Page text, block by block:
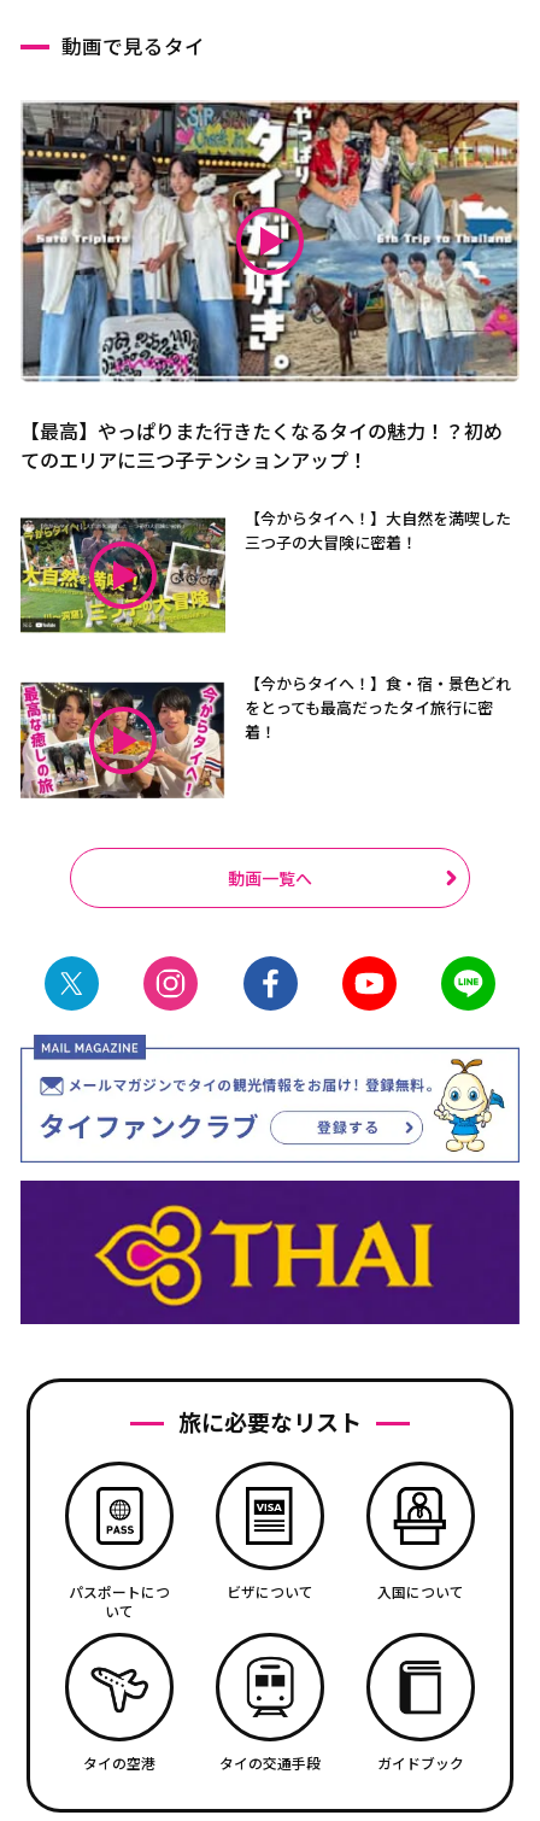
動画で見るタイ
【最高】やっぱりまた行きたくなるタイの魅力！？初め
てのエリアに三つ子テンションアップ！
【今からタイへ！】大自然を満喫した
三つ子の大冒険に密着！
【今からタイへ！】食・宿・景色どれ
をとっても最高だったタイ旅行に密
着！
動画一覧へ
旅に必要なリスト
パスポートにつ
いて
ビザについて 入国について
タイの空港 タイの交通手段 ガイドブック